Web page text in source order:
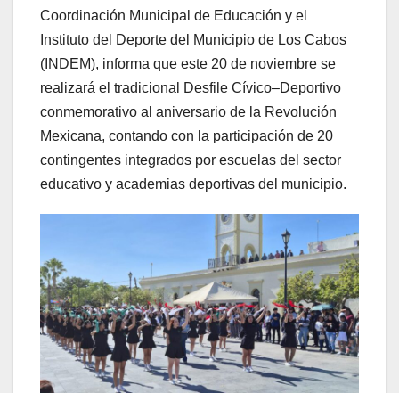
Coordinación Municipal de Educación y el
Instituto del Deporte del Municipio de Los Cabos
(INDEM), informa que este 20 de noviembre se
realizará el tradicional Desfile Cívico–Deportivo
conmemorativo al aniversario de la Revolución
Mexicana, contando con la participación de 20
contingentes integrados por escuelas del sector
educativo y academias deportivas del municipio.